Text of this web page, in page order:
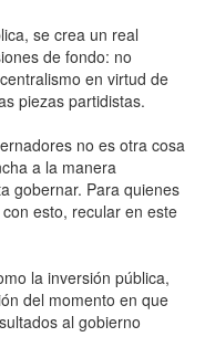
se crea un real
de fondo: no
en virtud de
piezas partidistas.
no es otra cosa
a la manera
gobernar. Para quienes
esto, recular en este
la inversión pública,
del momento en que
al gobierno